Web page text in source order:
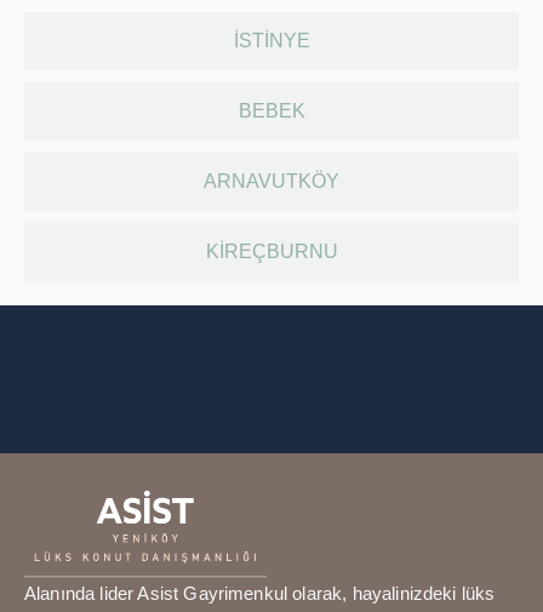
İSTINYE
BEBEK
ARNAVUTKÖY
KIREÇBURNU
Alanında lider Asist Gayrimenkul olarak, hayalinizdeki lüks